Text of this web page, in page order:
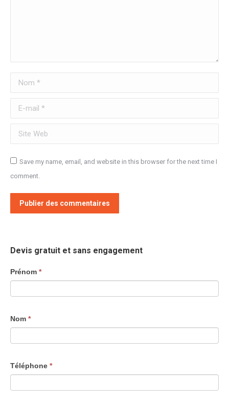
Nom *
E-mail *
Site Web
Save my name, email, and website in this browser for the next time I
comment.
Publier des commentaires
Devis gratuit et sans engagement
Formulaires
Prénom *
Nom *
Téléphone *